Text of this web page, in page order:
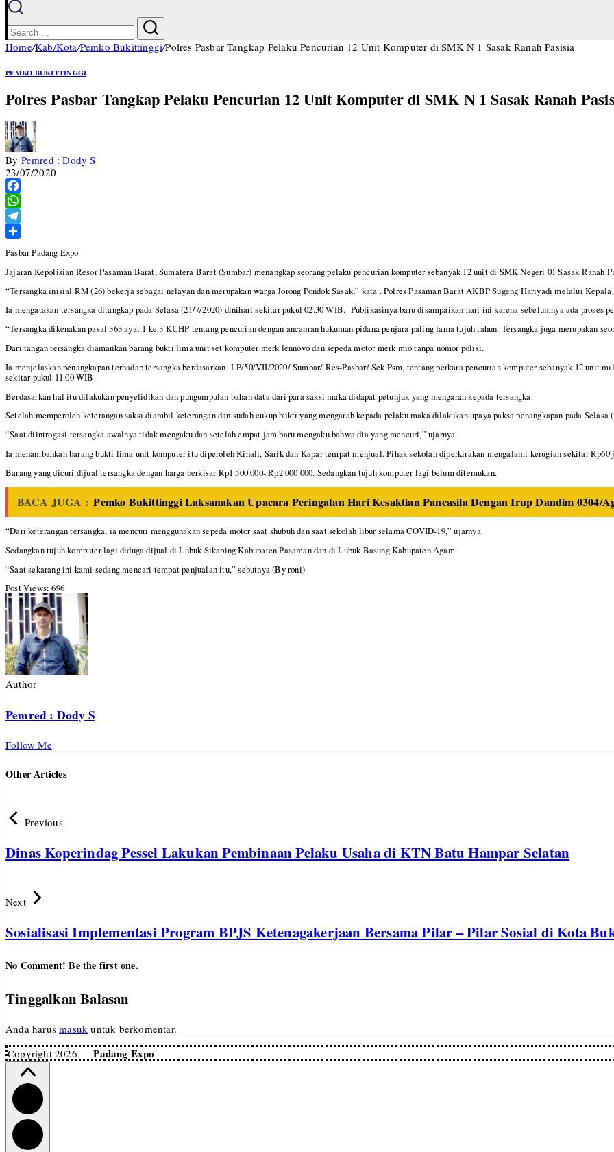
Close
Search Search
Home/Kab/Kota/Pemko Bukittinggi/Polres Pasbar Tangkap Pelaku Pencurian 12 Unit Komputer di SMK N 1 Sasak Ranah Pasisia
PEMKO BUKITTINGGI
Polres Pasbar Tangkap Pelaku Pencurian 12 Unit Komputer di SMK N 1 Sasak Ranah
By Pemred : Dody S
23/07/2020
Facebook
WhatsApp
Telegram
Pasbar Padang Expo
Jajaran Kepolisian Resor Pasaman Barat, Sumatera Barat (Sumbar) menangkap seorang pelaku pencurian komputer sebanyak 12 unit di SMK Negeri 01 Sasak Ranah
“Tersangka inisial RM (26) bekerja sebagai nelayan dan merupakan warga Jorong Pondok Sasak,” kata . Polres Pasaman Barat AKBP Sugeng Hariyadi melalui
Ia mengatakan tersangka ditangkap pada Selasa (21/7/2020) dinihari sekitar pukul 02.30 WIB. Publikasinya baru disampaikan hari ini karena sebelumnya ada proses
“Tersangka dikenakan pasal 363 ayat 1 ke 3 KUHP tentang pencurian dengan ancaman hukuman pidana penjara paling lama tujuh tahun. Tersangka juga merupakan
Dari tangan tersangka diamankan barang bukti lima unit set komputer merk lennovo dan sepeda motor merk mio tanpa nomor polisi.
Ia menjelaskan penangkapan terhadap tersangka berdasarkan LP/50/VII/2020/ Sumbar/ Res-Pasbar/ Sek Psm, tentang perkara pencurian komputer sebanyak 12 unit
sekitar pukul 11.00 WIB.
Berdasarkan hal itu dilakukan penyelidikan dan pungumpulan bahan data dari para saksi maka didapat petunjuk yang mengarah kepada tersangka.
Setelah memperoleh keterangan saksi diambil keterangan dan sudah cukup bukti yang mengarah kepada pelaku maka dilakukan upaya paksa penangkapan pada
“Saat diintrogasi tersangka awalnya tidak mengaku dan setelah empat jam baru mengaku bahwa dia yang mencuri,” ujarnya.
Ia menambahkan barang bukti lima unit komputer itu diperoleh Kinali, Sarik dan Kapar tempat menjual. Pihak sekolah diperkirakan mengalami kerugian sekitar Rp60
Barang yang dicuri dijual tersangka dengan harga berkisar Rp1.500.000- Rp2.000.000. Sedangkan tujuh komputer lagi belum ditemukan.
BACA JUGA : Pemko Bukittinggi Laksanakan Upacara Peringatan Hari Kesaktian Pancasila Dengan Irup Dandim 0304/
“Dari keterangan tersangka, ia mencuri menggunakan sepeda motor saat shubuh dan saat sekolah libur selama COVID-19,” ujarnya.
Sedangkan tujuh komputer lagi diduga dijual di Lubuk Sikaping Kabupaten Pasaman dan di Lubuk Basung Kabupaten Agam.
“Saat sekarang ini kami sedang mencari tempat penjualan itu,” sebutnya.(By roni)
Post Views: 696
Author
Pemred : Dody S
Follow Me
Other Articles
Previous
Dinas Koperindag Pessel Lakukan Pembinaan Pelaku Usaha di KTN Batu Hampar Selatan
Next
Sosialisasi Implementasi Program BPJS Ketenagakerjaan Bersama Pilar – Pilar Sosial di Kota
No Comment! Be the first one.
Tinggalkan Balasan
Anda harusmasuk untuk berkomentar.
Copyright 2026 —Padang Expo